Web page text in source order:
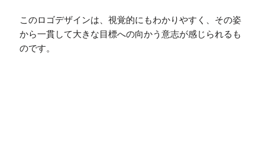
このロゴデザインは、視覚的にもわかりやすく、その姿
から一貫して大きな目標への向かう意志が感じられるも
のです。